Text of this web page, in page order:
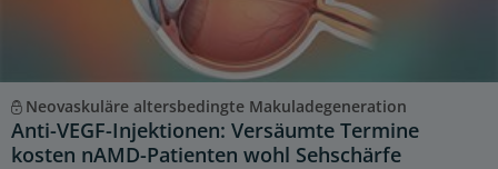
Neovaskuläre altersbedingte Makuladegeneration
Anti-VEGF-Injektionen: Versäumte Termine
kosten nAMD-Patienten wohl Sehschärfe